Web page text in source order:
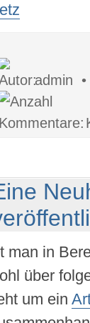
admin •
man in
über
um ein